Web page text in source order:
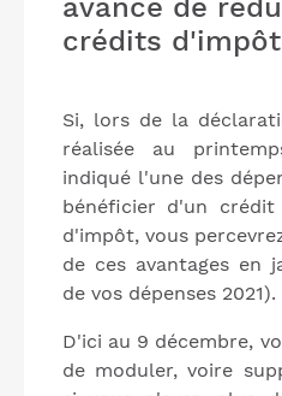
avance de
crédits
Si, lors de la
réalisée au
indiqué l'une des
bénéficier d'un
d'impôt, vous
de ces avantages en
de vos dépenses 2021).
D'ici au 9 décembre,
de moduler, voire